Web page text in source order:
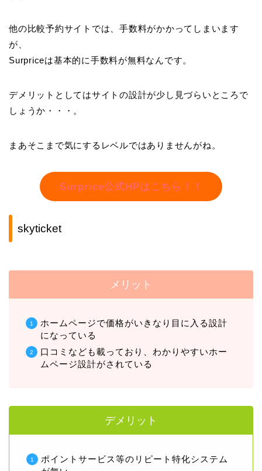
他の比較予約サイトでは、手数料がかかってしまいます
が、
Surpriceは基本的に手数料が無料なんです。
デメリットとしてはサイトの設計が少し見づらいところで
しょうか・・・。
まあそこまで気にするレベルではありませんがね。
Surprice公式HPはこちら！！
skyticket
メリット
ホームページで価格がいきなり目に入る設計
になっている
口コミなども載っており、わかりやすいホー
ムページ設計がされている
デメリット
ポイントサービス等のリピート特化システム